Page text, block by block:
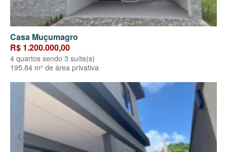
Casa Muçumagro
R$ 1.200.000,00
4 quartos sendo 3 suíte(s)
195.84 m² de área privativa